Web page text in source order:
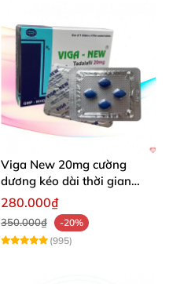
Viga New 20mg cường
dương kéo dài thời gian
chống xuất tinh hiệu quả
280.000₫
350.000₫
-20%
(995)